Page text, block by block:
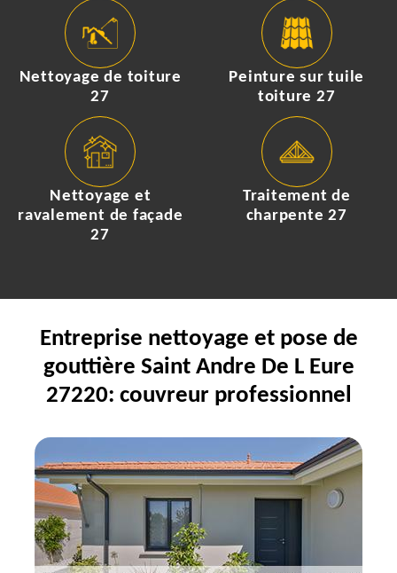
Nettoyage de toiture
27
Peinture sur tuile
toiture 27
Nettoyage et
ravalement de façade
27
Traitement de
charpente 27
Entreprise nettoyage et pose de
gouttière Saint Andre De L Eure
27220: couvreur professionnel